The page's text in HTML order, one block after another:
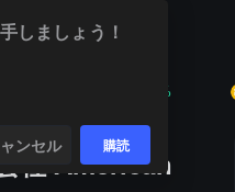
社 American
しましょう！
ンセル 購読